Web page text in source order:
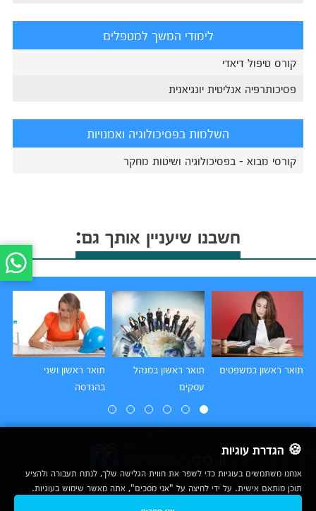
לימודי המשך למטפלים
קורס טיפול דיאדי
פסיכותרפיה אנליטית יונגיאנית
השלמות בפסיכולוגיה ואמנויות
קורסי מבוא - בפסיכולוגיה ושיטות מחקר
חשבנו שיעניין אותך גם:
תואר ראשון במשפטים
תואר ראשון במנהל
עסקים
תואר ראשון ושני
בהנדסה
🍪 הגדרת עוגיות
אנחנו משתמשים בעוגיות כדי לשפר את חווית הגלישה שלך, לנתח תעבורה ולהציע
תוכן מותאם אישית. על ידי לחיצה על "אני מסכים", אתה מאשר שימוש בעוגיות.